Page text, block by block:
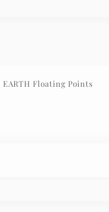
EARTH Floating Points